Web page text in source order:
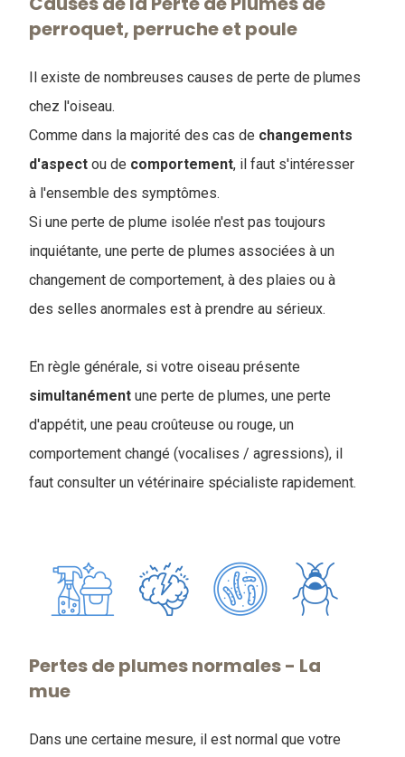
perroquet, perruche et poule
Il existe de nombreuses causes de perte de plumes
chez l'oiseau.
Comme dans la majorité des cas de changements
d'aspect ou de comportement, il faut s'intéresser
à l'ensemble des symptômes.
Si une perte de plume isolée n'est pas toujours
inquiétante, une perte de plumes associées à un
changement de comportement, à des plaies ou à
des selles anormales est à prendre au sérieux.
En règle générale, si votre oiseau présente
simultanément une perte de plumes, une perte
d'appétit, une peau croûteuse ou rouge, un
comportement changé (vocalises / agressions), il
faut consulter un vétérinaire spécialiste rapidement.
Pertes de plumes normales - La
mue
Dans une certaine mesure, il est normal que votre